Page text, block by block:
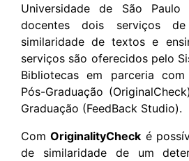
Universidade de São Paulo
docentes dois serviços
similaridade de textos e
serviços são oferecidos pelo
Bibliotecas em parceria
Pós-Graduação
Graduação (FeedBack Studio).
ComOriginalityCheck é
de similaridade de um